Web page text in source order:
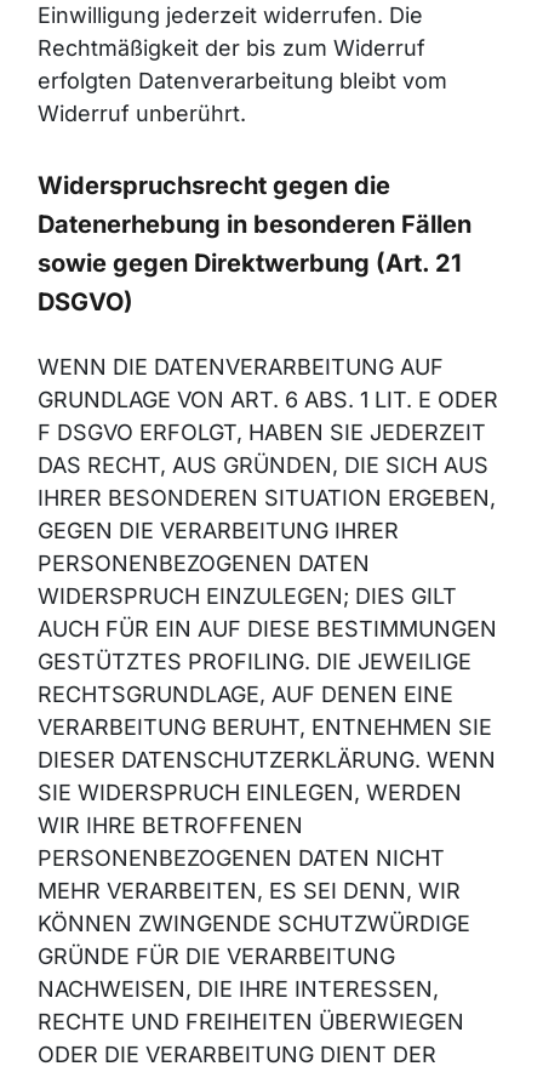
Einwilligung jederzeit widerrufen. Die
Rechtmäßigkeit der bis zum Widerruf
erfolgten Datenverarbeitung bleibt vom
Widerruf unberührt.
Widerspruchsrecht gegen die
Datenerhebung in besonderen Fällen
sowie gegen Direktwerbung (Art. 21
DSGVO)
WENN DIE DATENVERARBEITUNG AUF
GRUNDLAGE VON ART. 6 ABS. 1 LIT. E ODER
F DSGVO ERFOLGT, HABEN SIE JEDERZEIT
DAS RECHT, AUS GRÜNDEN, DIE SICH AUS
IHRER BESONDEREN SITUATION ERGEBEN,
GEGEN DIE VERARBEITUNG IHRER
PERSONENBEZOGENEN DATEN
WIDERSPRUCH EINZULEGEN; DIES GILT
AUCH FÜR EIN AUF DIESE BESTIMMUNGEN
GESTÜTZTES PROFILING. DIE JEWEILIGE
RECHTSGRUNDLAGE, AUF DENEN EINE
VERARBEITUNG BERUHT, ENTNEHMEN SIE
DIESER DATENSCHUTZERKLÄRUNG. WENN
SIE WIDERSPRUCH EINLEGEN, WERDEN
WIR IHRE BETROFFENEN
PERSONENBEZOGENEN DATEN NICHT
MEHR VERARBEITEN, ES SEI DENN, WIR
KÖNNEN ZWINGENDE SCHUTZWÜRDIGE
GRÜNDE FÜR DIE VERARBEITUNG
NACHWEISEN, DIE IHRE INTERESSEN,
RECHTE UND FREIHEITEN ÜBERWIEGEN
ODER DIE VERARBEITUNG DIENT DER